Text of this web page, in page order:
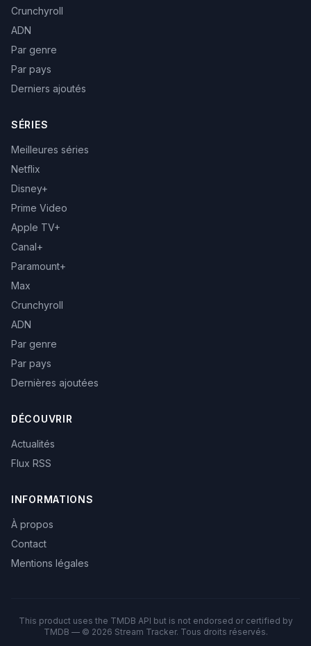
Crunchyroll
ADN
Par genre
Par pays
Derniers ajoutés
SÉRIES
Meilleures séries
Netflix
Disney+
Prime Video
Apple TV+
Canal+
Paramount+
Max
Crunchyroll
ADN
Par genre
Par pays
Dernières ajoutées
DÉCOUVRIR
Actualités
Flux RSS
INFORMATIONS
À propos
Contact
Mentions légales
This product uses the TMDB API but is not endorsed or certified by
TMDB — © 2026 Stream Tracker. Tous droits réservés.